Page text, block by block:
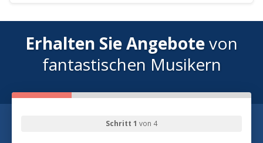
Erhalten Sie Angebotevon
fantastischen Musikern
Schritt 1 von 4